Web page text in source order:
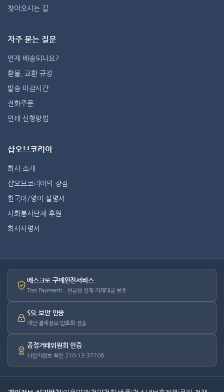
찾아오시는 길
자주 묻는 질문
언제 배송되나요?
환불, 교환 규정
발송 마감시간
전화주문
인쇄 신청방법
샵오브코리아
회사 소개
샵오브코리아의 장점
한국어/영어 설명서
사회봉사단체 후원
회사사명서
에스크로 구매안전서비스
Toss Payments · 현금성 결제 거래대금 보호
SSL 보안 인증
개인·결제정보 암호화 전송
공정거래위원회 인증
사업자정보 확인 210-13-37706